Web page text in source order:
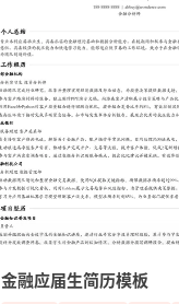
金融应届生简历模板